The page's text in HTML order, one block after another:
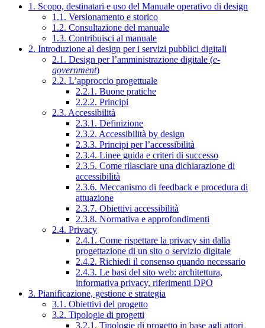
1. Scopo, destinatari e uso del Manuale operativo di design
1.1. Versionamento e storico
1.2. Consultazione del manuale
1.3. Contribuisci al manuale
2. Introduzione al design per i servizi pubblici digitali
2.1. Design per l’amministrazione digitale (e-
government)
2.2. L’approccio progettuale
2.2.1. Buone pratiche
2.2.2. Principi
2.3. Accessibilità
2.3.1. Definizione
2.3.2. Accessibilità by design
2.3.3. Principi per l’accessibilità
2.3.4. Linee guida e criteri di successo
2.3.5. Come rilasciare una dichiarazione di
accessibilità
2.3.6. Meccanismo di feedback e procedura di
attuazione
2.3.7. Obiettivi accessibilità
2.3.8. Normativa e approfondimenti
2.4. Privacy
2.4.1. Come rispettare la privacy sin dalla
progettazione di un sito o servizio digitale
2.4.2. Richiedi il consenso quando necessario
2.4.3. Le basi del sito web: architettura,
informativa privacy, riferimenti DPO
3. Pianificazione, gestione e strategia
3.1. Obiettivi del progetto
3.2. Tipologie di progetti
3.2.1. Tipologie di progetto in base agli attori